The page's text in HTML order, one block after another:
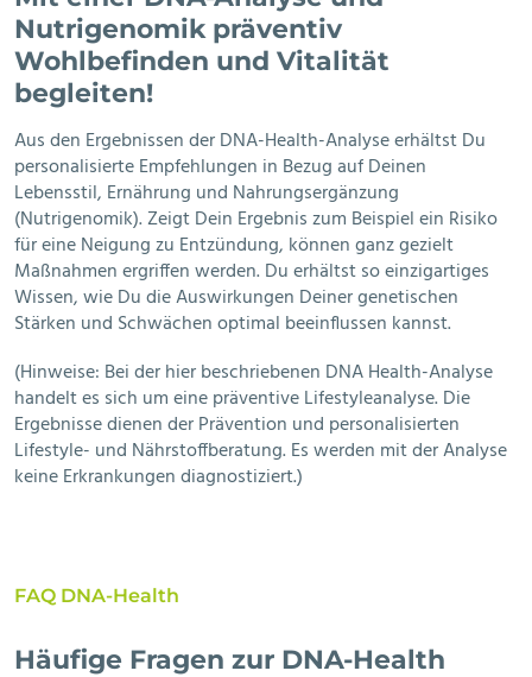
Nutrigenomik präventiv
Wohlbefinden und Vitalität
begleiten!
Aus den Ergebnissen der DNA-Health-Analyse erhältst Du
personalisierte Empfehlungen in Bezug auf Deinen
Lebensstil, Ernährung und Nahrungsergänzung
(Nutrigenomik). Zeigt Dein Ergebnis zum Beispiel ein Risiko
für eine Neigung zu Entzündung, können ganz gezielt
Maßnahmen ergriffen werden. Du erhältst so einzigartiges
Wissen, wie Du die Auswirkungen Deiner genetischen
Stärken und Schwächen optimal beeinflussen kannst.
(Hinweise: Bei der hier beschriebenen DNA Health-Analyse
handelt es sich um eine präventive Lifestyleanalyse. Die
Ergebnisse dienen der Prävention und personalisierten
Lifestyle- und Nährstoffberatung. Es werden mit der Analyse
keine Erkrankungen diagnostiziert.)
FAQ DNA-Health
Häufige Fragen zur DNA-Health